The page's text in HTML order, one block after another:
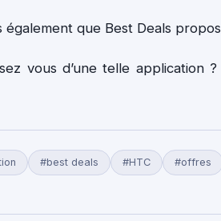
également que Best Deals
vous d’une telle application
#best deals #HTC #offres